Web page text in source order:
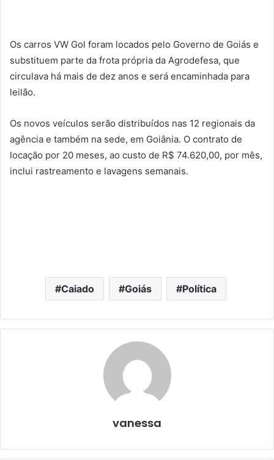
Os carros VW Gol foram locados pelo Governo de Goiás e
substituem parte da frota própria da Agrodefesa, que
circulava há mais de dez anos e será encaminhada para
leilão.
Os novos veículos serão distribuídos nas 12 regionais da
agência e também na sede, em Goiânia. O contrato de
locação por 20 meses, ao custo de R$ 74.620,00, por mês,
inclui rastreamento e lavagens semanais.
Caiado Goiás Política
vanessa